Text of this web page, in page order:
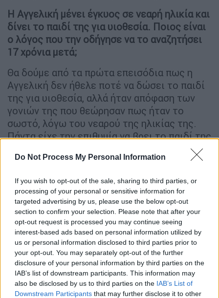
Do Not Process My Personal Information
If you wish to opt-out of the sale, sharing to third parties, or
processing of your personal or sensitive information for
targeted advertising by us, please use the below opt-out
section to confirm your selection. Please note that after your
opt-out request is processed you may continue seeing
interest-based ads based on personal information utilized by
us or personal information disclosed to third parties prior to
your opt-out. You may separately opt-out of the further
disclosure of your personal information by third parties on the
IAB’s list of downstream participants. This information may
also be disclosed by us to third parties on the IAB’s List of
Downstream Participants that may further disclose it to other
Η Αγγελική μένει έγκυος σε νεαρή ηλικία και
δίνει το παιδί της για υιοθεσία. Ποιος είναι
ο λόγος που την οδήγησε να το αναζητήσει
17 χρόνια μετά;
Θα δούμε από τα πρώτα επεισόδια πως η
Αγγελική δεν ήθελε ποτέ να δώσει το παιδί
της για υιοθεσία, αλλά ήταν απόφαση των
γονιών της που θεώρησαν πως ήταν το
σωστό, λόγω του νεαρού της ηλικίας της.
Πάντα είχε την επιθυμία να βρει το παιδί της
αλλά δεν είχε τις πληροφορίες που θα την
οδηγούσαν σε αυτό. Η αναζήτηση ξεκίνησε
που χρειαζόταν ώστε να το ψάξει.
Μητέρα γίνεσαι ή γεννιέσαι;
Κάποιες γυναίκες επιθυμούν από πολύ νωρίς
να γίνουν μητέρες, κάποιες αισθάνονται
έτοιμες πολύ αργότερα στη ζωή τους.
Μερικές γίνονται στην πορεία χωρίς να το
θέλουν ή να το έχουν προγραμματίσει,
κάποιες το επιθυμούν και δεν μπορούν κι